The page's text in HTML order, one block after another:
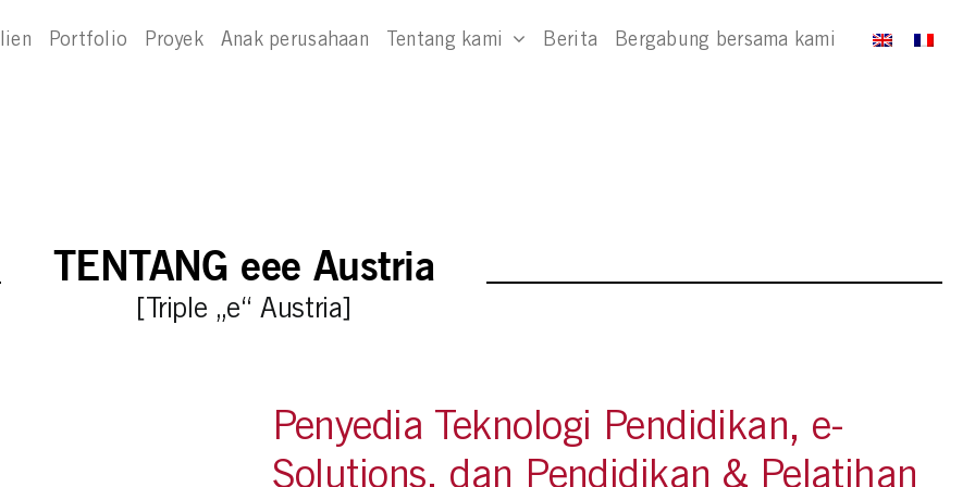
Portfolio Proyek Anak perusahaan Tentang kami Berita Bergabung bersama kami
TENTANG eee Austria
[Triple „e“ Austria]
Penyedia Teknologi Pendidikan, e-
Solutions, dan Pendidikan & Pelatihan